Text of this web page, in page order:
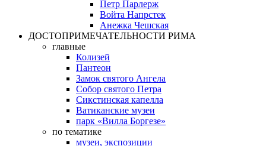
Петр Парлерж
Войта Напрстек
Анежка Чешская
ДОСТОПРИМЕЧАТЕЛЬНОСТИ РИМА
главные
Колизей
Пантеон
Замок святого Ангела
Собор святого Петра
Сикстинская капелла
Ватиканские музеи
парк «Вилла Боргезе»
по тематике
музеи, экспозиции